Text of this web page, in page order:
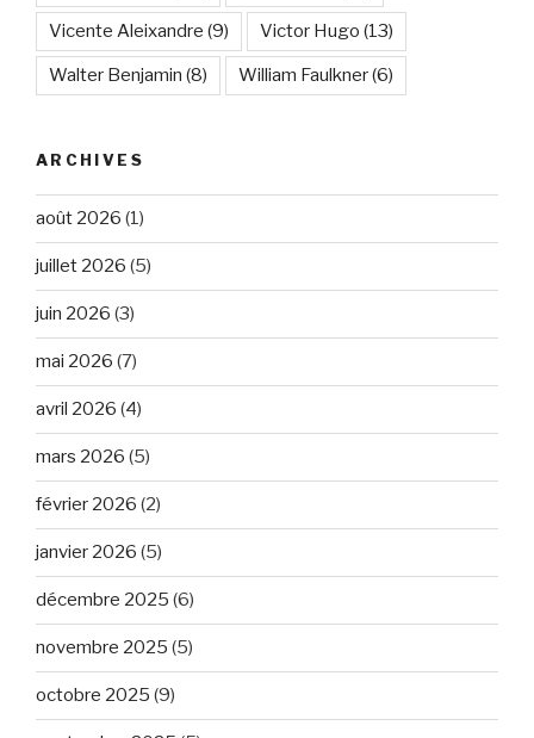
Vicente Aleixandre (9) Victor Hugo (13)
Walter Benjamin (8) William Faulkner(6)
ARCHIVES
août 2026 (1)
juillet 2026 (5)
juin 2026 (3)
mai 2026 (7)
avril 2026 (4)
mars 2026 (5)
février 2026 (2)
janvier 2026 (5)
décembre 2025 (6)
novembre 2025 (5)
octobre 2025 (9)